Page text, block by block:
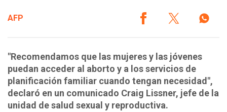
AFP
"Recomendamos que las mujeres y las jóvenes
puedan acceder al aborto y a los servicios de
planificación familiar cuando tengan necesidad",
declaró en un comunicado Craig Lissner, jefe de la
unidad de salud sexual y reproductiva.